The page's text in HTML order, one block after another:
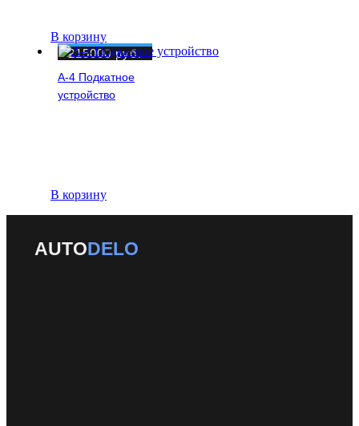
В корзину
A-4 Подкатное
устройство
215000руб.
В корзину
AUTODELO